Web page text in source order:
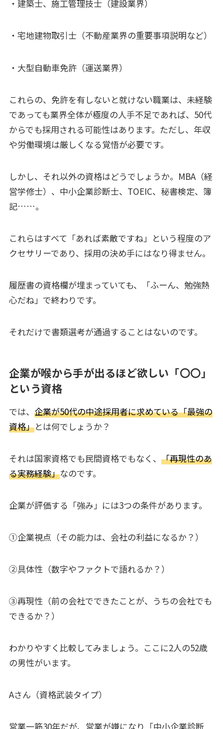
・建築士、施工管理技士（建設業界）
・宅地建物取引士（不動産業界の重要事項説明など）
・大型自動車免許（運送業界）
これらの、免許を有しないと就けない職業は、未経験
であっても業界全体が極度の人手不足であれば、50代
からでも採用される可能性はあります。ただし、年収
や労働環境は厳しくなる覚悟が必要です。
しかし、それ以外の資格はどうでしょうか。MBA（経
営学修士）、中小企業診断士、TOEIC、秘書検定、簿
記……。
これらはすべて「あれば素敵ですね」という程度のア
クセサリーであり、採用の決め手にはなり得ません。
履歴書の資格欄が埋まっていても、「ふーん、勉強熱
心だね」で終わりです。
それだけで書類選考が通過することはないのです。
企業が喉から手が出るほど欲しい「〇〇」
という資格
では、 企業が50代の中途採用者に求めている「最強の
資格」とは何でしょうか？
それは国家資格でも民間資格でもなく、 「再現性のあ
る実務経験」なのです。
企業が評価する「強み」には3つの条件があります。
①企業視点（その能力は、会社の利益になるか？）
②具体性（数字やファクトで語れるか？）
③再現性（前の会社でできたことが、うちの会社でも
できるか？）
わかりやすく比較してみましょう。ここに2人の52歳
の男性がいます。
Aさん（資格武装タイプ）
営業一筋30年だが、営業が嫌になり「中小企業診断